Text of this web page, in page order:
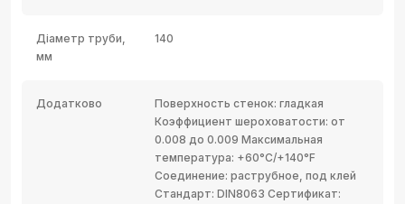
Діаметр труби,
мм
140
Додатково
Поверхность стенок: гладкая
Коэффициент шероховатости: от
0.008 до 0.009 Максимальная
температура: +60°C/+140°F
Соединение: раструбное, под клей
Стандарт: DIN8063 Сертификат: